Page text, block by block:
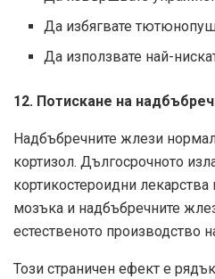
Да избягвате
Да използвате най-
12. Потискане на
Надбъбречните жлези
кортизол. Дългосрочното
кортикостероидни
мозъка и надбъбречните
естественото производство
Този страничен ефект е